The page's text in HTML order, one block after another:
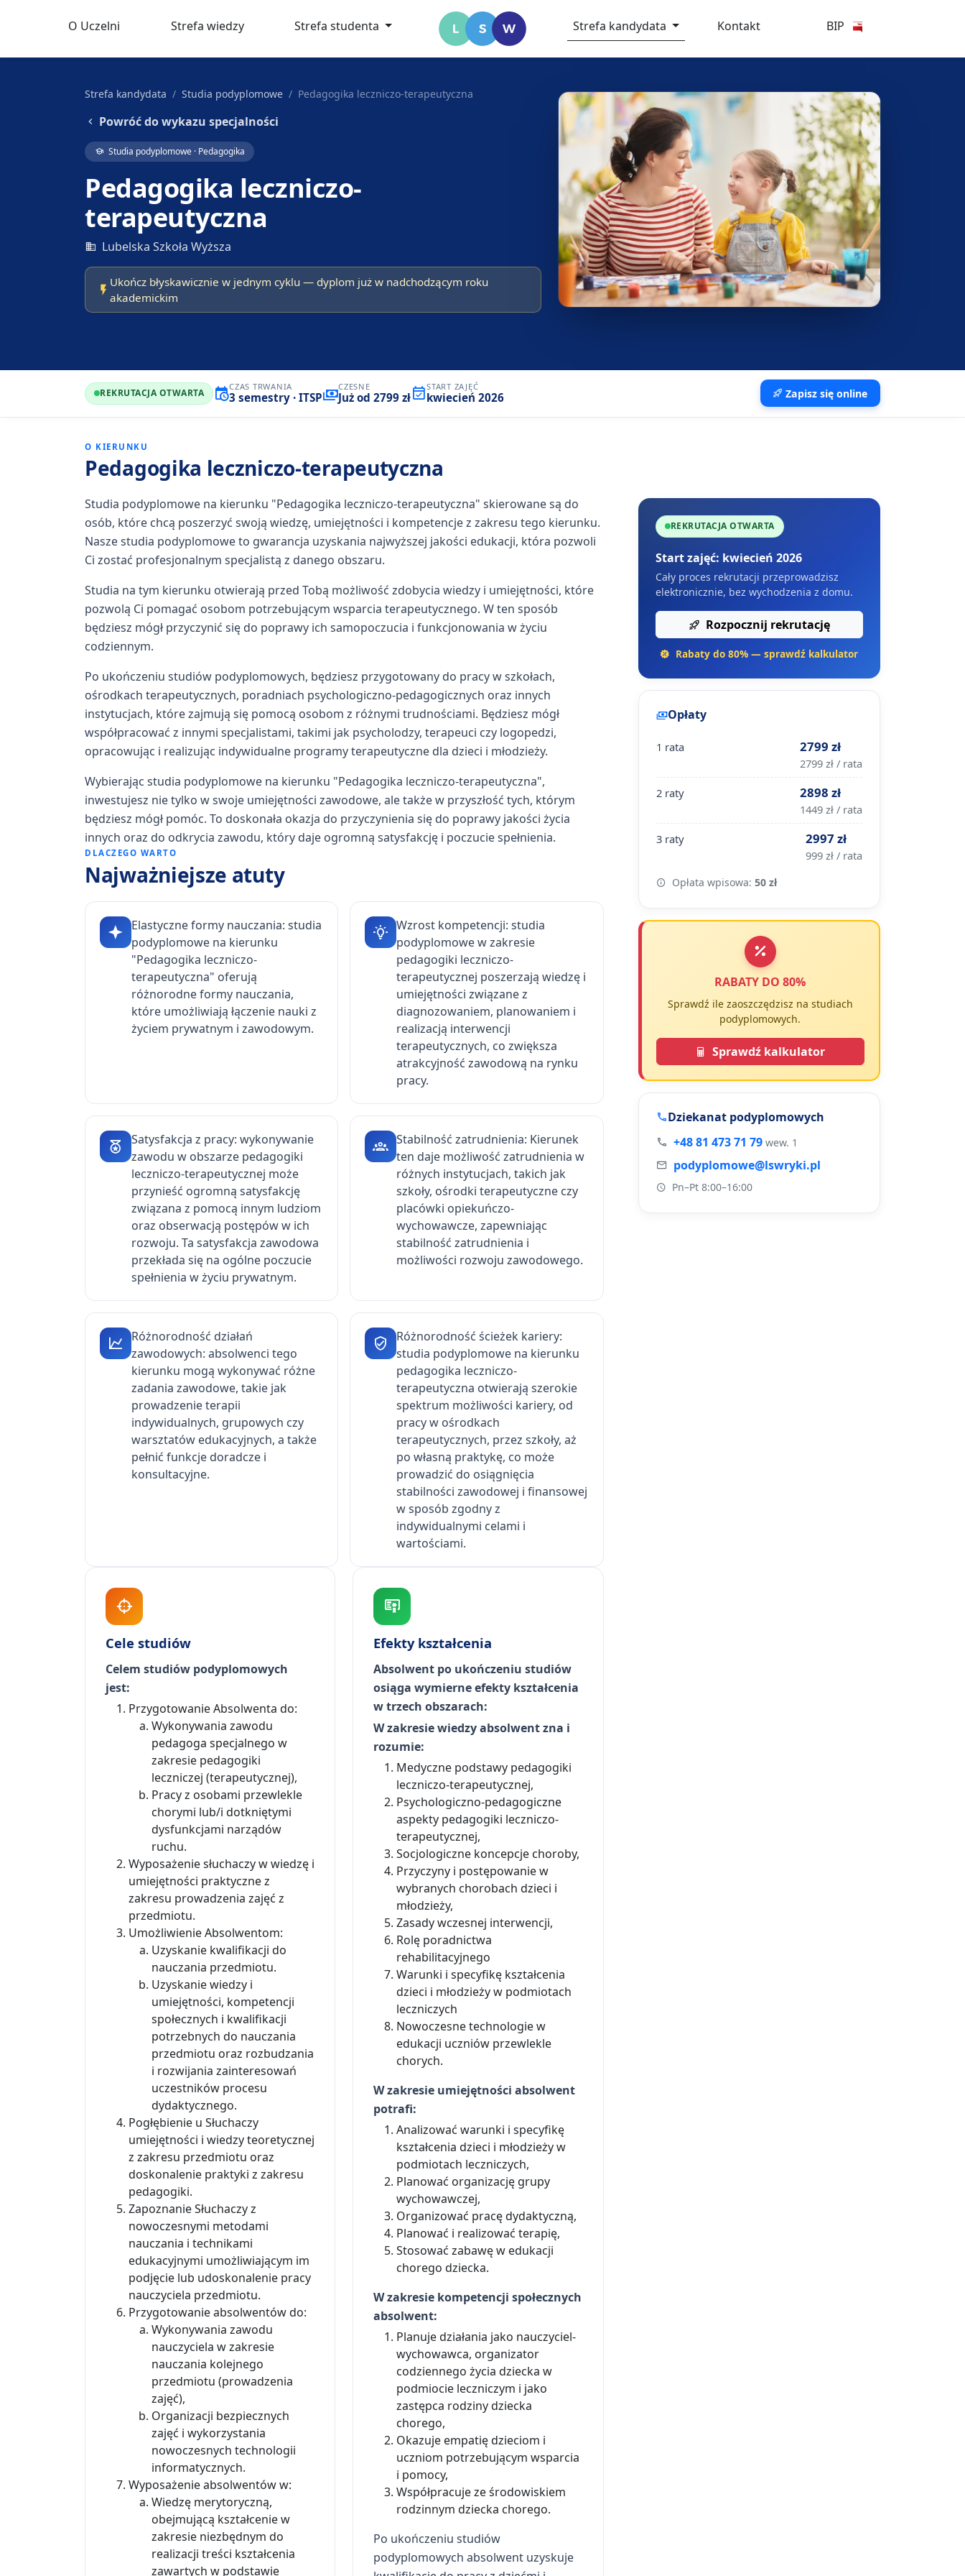
O Uczelni Strefa wiedzy Strefa studenta Strefa kandydata Kontakt BIP
Strefa kandydata / Studia podyplomowe / Pedagogika leczniczo-terapeutyczna
Powróć do wykazu specjalności
Studia podyplomowe · Pedagogika
Pedagogika leczniczo-
terapeutyczna
Lubelska Szkoła Wyższa
Ukończ błyskawicznie w jednym cyklu — dyplom już w nadchodzącym roku
akademickim
REKRUTACJA OTWARTA
CZAS TRWANIA
3 semestry · ITSP
CZESNE
Już od 2799 zł
START ZAJĘĆ
kwiecień 2026 Zapisz się online
O KIERUNKU
Pedagogika leczniczo-terapeutyczna
Studia podyplomowe na kierunku "Pedagogika leczniczo-terapeutyczna" skierowane są do
osób, które chcą poszerzyć swoją wiedzę, umiejętności i kompetencje z zakresu tego kierunku.
Nasze studia podyplomowe to gwarancja uzyskania najwyższej jakości edukacji, która pozwoli
Ci zostać profesjonalnym specjalistą z danego obszaru.
Studia na tym kierunku otwierają przed Tobą możliwość zdobycia wiedzy i umiejętności, które
pozwolą Ci pomagać osobom potrzebującym wsparcia terapeutycznego. W ten sposób
będziesz mógł przyczynić się do poprawy ich samopoczucia i funkcjonowania w życiu
codziennym.
Po ukończeniu studiów podyplomowych, będziesz przygotowany do pracy w szkołach,
ośrodkach terapeutycznych, poradniach psychologiczno-pedagogicznych oraz innych
instytucjach, które zajmują się pomocą osobom z różnymi trudnościami. Będziesz mógł
współpracować z innymi specjalistami, takimi jak psycholodzy, terapeuci czy logopedzi,
opracowując i realizując indywidualne programy terapeutyczne dla dzieci i młodzieży.
Wybierając studia podyplomowe na kierunku "Pedagogika leczniczo-terapeutyczna",
inwestujesz nie tylko w swoje umiejętności zawodowe, ale także w przyszłość tych, którym
będziesz mógł pomóc. To doskonała okazja do przyczynienia się do poprawy jakości życia
innych oraz do odkrycia zawodu, który daje ogromną satysfakcję i poczucie spełnienia.
DLACZEGO WARTO
Najważniejsze atuty
Elastyczne formy nauczania: studia
podyplomowe na kierunku
"Pedagogika leczniczo-
terapeutyczna" oferują
różnorodne formy nauczania,
które umożliwiają łączenie nauki z
życiem prywatnym i zawodowym.
Wzrost kompetencji: studia
podyplomowe w zakresie
pedagogiki leczniczo-
terapeutycznej poszerzają wiedzę i
umiejętności związane z
diagnozowaniem, planowaniem i
realizacją interwencji
terapeutycznych, co zwiększa
atrakcyjność zawodową na rynku
pracy.
Satysfakcja z pracy: wykonywanie
zawodu w obszarze pedagogiki
leczniczo-terapeutycznej może
przynieść ogromną satysfakcję
związana z pomocą innym ludziom
oraz obserwacją postępów w ich
rozwoju. Ta satysfakcja zawodowa
przekłada się na ogólne poczucie
spełnienia w życiu prywatnym.
Stabilność zatrudnienia: Kierunek
ten daje możliwość zatrudnienia w
różnych instytucjach, takich jak
szkoły, ośrodki terapeutyczne czy
placówki opiekuńczo-
wychowawcze, zapewniając
stabilność zatrudnienia i
możliwości rozwoju zawodowego.
Różnorodność działań
zawodowych: absolwenci tego
kierunku mogą wykonywać różne
zadania zawodowe, takie jak
prowadzenie terapii
indywidualnych, grupowych czy
warsztatów edukacyjnych, a także
pełnić funkcje doradcze i
konsultacyjne.
Różnorodność ścieżek kariery:
studia podyplomowe na kierunku
pedagogika leczniczo-
terapeutyczna otwierają szerokie
spektrum możliwości kariery, od
pracy w ośrodkach
terapeutycznych, przez szkoły, aż
po własną praktykę, co może
prowadzić do osiągnięcia
stabilności zawodowej i finansowej
w sposób zgodny z
indywidualnymi celami i
wartościami.
Cele studiów
Celem studiów podyplomowych
jest:
Przygotowanie Absolwenta do:
Wykonywania zawodu
pedagoga specjalnego w
zakresie pedagogiki
leczniczej (terapeutycznej),
Pracy z osobami przewlekle
chorymi lub/i dotkniętymi
dysfunkcjami narządów
ruchu.
Wyposażenie słuchaczy w wiedzę i
umiejętności praktyczne z
zakresu prowadzenia zajęć z
przedmiotu.
Umożliwienie Absolwentom:
Uzyskanie kwalifikacji do
nauczania przedmiotu.
Uzyskanie wiedzy i
umiejętności, kompetencji
społecznych i kwalifikacji
potrzebnych do nauczania
przedmiotu oraz rozbudzania
i rozwijania zainteresowań
uczestników procesu
dydaktycznego.
Pogłębienie u Słuchaczy
umiejętności i wiedzy teoretycznej
z zakresu przedmiotu oraz
doskonalenie praktyki z zakresu
pedagogiki.
Zapoznanie Słuchaczy z
nowoczesnymi metodami
nauczania i technikami
edukacyjnymi umożliwiającym im
podjęcie lub udoskonalenie pracy
nauczyciela przedmiotu.
Przygotowanie absolwentów do:
Wykonywania zawodu
nauczyciela w zakresie
nauczania kolejnego
przedmiotu (prowadzenia
zajęć),
Organizacji bezpiecznych
zajęć i wykorzystania
nowoczesnych technologii
informatycznych.
Wyposażenie absolwentów w:
Wiedzę merytoryczną,
obejmującą kształcenie w
zakresie niezbędnym do
realizacji treści kształcenia
zawartych w podstawie
Efekty kształcenia
Absolwent po ukończeniu studiów
osiąga wymierne efekty kształcenia
w trzech obszarach:
W zakresie wiedzy absolwent zna i
rozumie:
Medyczne podstawy pedagogiki
leczniczo-terapeutycznej,
Psychologiczno-pedagogiczne
aspekty pedagogiki leczniczo-
terapeutycznej,
Socjologiczne koncepcje choroby,
Przyczyny i postępowanie w
wybranych chorobach dzieci i
młodzieży,
Zasady wczesnej interwencji,
Rolę poradnictwa
rehabilitacyjnego
Warunki i specyfikę kształcenia
dzieci i młodzieży w podmiotach
leczniczych
Nowoczesne technologie w
edukacji uczniów przewlekle
chorych.
W zakresie umiejętności absolwent
potrafi:
Analizować warunki i specyfikę
kształcenia dzieci i młodzieży w
podmiotach leczniczych,
Planować organizację grupy
wychowawczej,
Organizować pracę dydaktyczną,
Planować i realizować terapię,
Stosować zabawę w edukacji
chorego dziecka.
W zakresie kompetencji społecznych
absolwent:
Planuje działania jako nauczyciel-
wychowawca, organizator
codziennego życia dziecka w
podmiocie leczniczym i jako
zastępca rodziny dziecka
chorego,
Okazuje empatię dzieciom i
uczniom potrzebującym wsparcia
i pomocy,
Współpracuje ze środowiskiem
rodzinnym dziecka chorego.
Po ukończeniu studiów
podyplomowych absolwent uzyskuje
REKRUTACJA OTWARTA
Start zajęć: kwiecień 2026
Cały proces rekrutacji przeprowadzisz
elektronicznie, bez wychodzenia z domu.
Rozpocznij rekrutację
Rabaty do 80% — sprawdź kalkulator
Opłaty
1 rata 2799 zł
2799 zł / rata
2 raty 2898 zł
1449 zł / rata
3 raty 2997 zł
999 zł / rata
Opłata wpisowa: 50 zł
RABATY DO 80%
Sprawdź ile zaoszczędzisz na studiach
podyplomowych.
Sprawdź kalkulator
Dziekanat podyplomowych
+48 81 473 71 79 wew. 1
podyplomowe@lswryki.pl
Pn–Pt 8:00–16:00